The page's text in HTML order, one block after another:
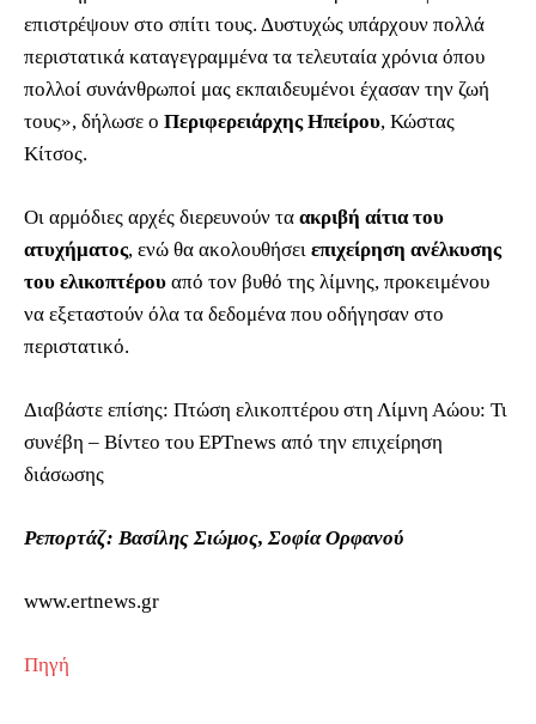
επιστρέψουν στο σπίτι τους. Δυστυχώς υπάρχουν πολλά
περιστατικά καταγεγραμμένα τα τελευταία χρόνια όπου
πολλοί συνάνθρωποί μας εκπαιδευμένοι έχασαν την ζωή
τους», δήλωσε ο Περιφερειάρχης Ηπείρου, Κώστας
Κίτσος.
Οι αρμόδιες αρχές διερευνούν τα ακριβή αίτια του
ατυχήματος, ενώ θα ακολουθήσει επιχείρηση ανέλκυσης
του ελικοπτέρου από τον βυθό της λίμνης, προκειμένου
να εξεταστούν όλα τα δεδομένα που οδήγησαν στο
περιστατικό.
Διαβάστε επίσης: Πτώση ελικοπτέρου στη Λίμνη Αώου: Τι
συνέβη – Βίντεο του ΕΡΤnews από την επιχείρηση
διάσωσης
Ρεπορτάζ: Βασίλης Σιώμος, Σοφία Ορφανού
www.ertnews.gr
Πηγή